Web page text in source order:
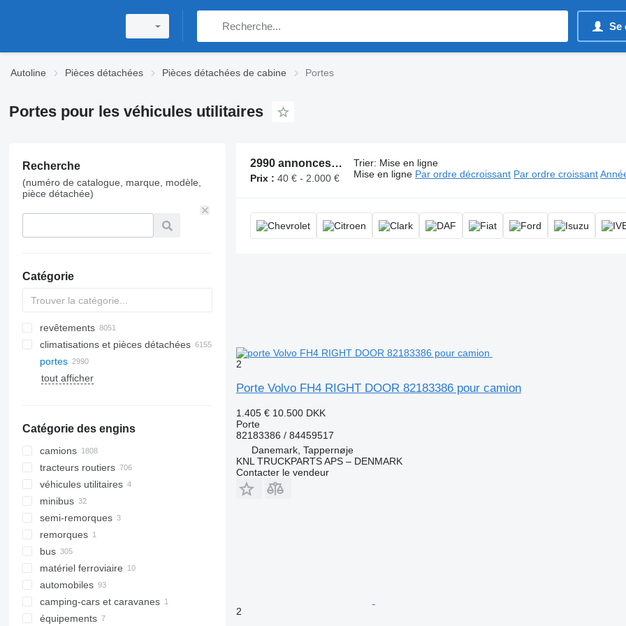
Se
Autoline Pièces détachées Pièces détachées de cabine Portes
Portes pour les véhicules utilitaires
Recherche
(numéro de catalogue, marque, modèle,
pièce détachée)
Catégorie
revêtements
climatisations et pièces détachées
flexibles de climatisation
radiateurs de climatisation
filtres de climatiseur
autres pièces de climatisation
portes
vitres latérales
lunettes arrières
tout afficher
Catégorie des engins
camions
tracteurs routiers
véhicules utilitaires
minibus
semi-remorques
remorques
bus
matériel ferroviaire
automobiles
camping-cars et caravanes
équipements
2990 annonces:Portes, portière
Prix : 40 € - 2.000 €
Trier: Mise en ligne
Mise en ligne Par ordre décroissant Par ordre croissant
2
Porte Volvo FH4 RIGHT DOOR 82183386 pour camion
1.405 € 10.500 DKK
Porte
82183386 / 84459517
Danemark, Tappernøje
KNL TRUCKPARTS APS – DENMARK
Contacter le vendeur
2